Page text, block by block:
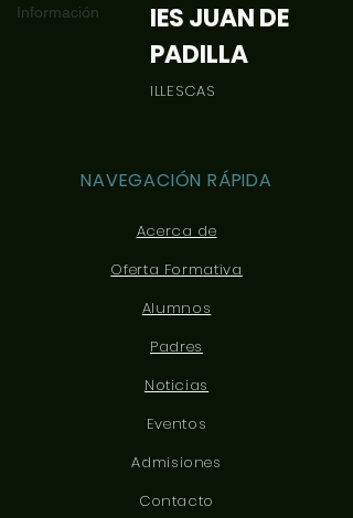
Información
IES JUAN DE
PADILLA
ILLESCAS
NAVEGACIÓN RÁPIDA
Acerca de
Oferta Formativa
Alumnos
Padres
Noticias
Eventos
Admisiones
Contacto